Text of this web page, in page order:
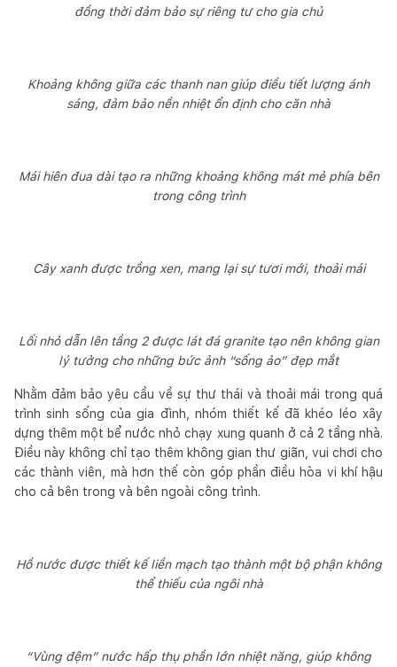
đồng thời đảm bảo sự riêng tư cho gia chủ
Khoảng không giữa các thanh nan giúp điều tiết lượng ánh
sáng, đảm bảo nền nhiệt ổn định cho căn nhà
Mái hiên đua dài tạo ra những khoảng không mát mẻ phía bên
trong công trình
Cây xanh được trồng xen, mang lại sự tươi mới, thoải mái
Lối nhỏ dẫn lên tầng 2 được lát đá granite tạo nên không gian
lý tưởng cho những bức ảnh “sống ảo” đẹp mắt
Nhằm đảm bảo yêu cầu về sự thư thái và thoải mái trong quá
trình sinh sống của gia đình, nhóm thiết kế đã khéo léo xây
dựng thêm một bể nước nhỏ chạy xung quanh ở cả 2 tầng nhà.
Điều này không chỉ tạo thêm không gian thư giãn, vui chơi cho
các thành viên, mà hơn thế còn góp phần điều hòa vi khí hậu
cho cả bên trong và bên ngoài công trình.
Hồ nước được thiết kế liền mạch tạo thành một bộ phận không
thể thiếu của ngôi nhà
“Vùng đệm” nước hấp thụ phần lớn nhiệt năng, giúp không